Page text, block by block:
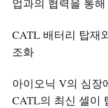
업과의 협력을 통
CATL 배터리 탑재
조화
아이오닉 V의 심장
CATL의 최신 셀이